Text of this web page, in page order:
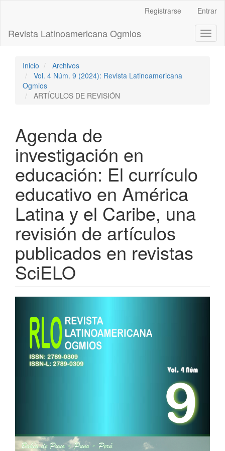
principal
Barra
Registrarse Entrar
Revista Latinoamericana Ogmios
Inicio
Archivos
Vol. 4 Núm. 9 (2024): Revista Latinoamericana
Ogmios
ARTÍCULOS DE REVISIÓN
Agenda de
investigación en
educación: El currículo
educativo en América
Latina y el Caribe, una
revisión de artículos
publicados en revistas
SciELO
lateral
del
artículo